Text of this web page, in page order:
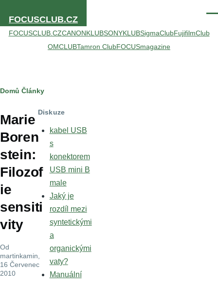
FOCUSCLUB.CZ
FOCUSCLUB.CZCANONKLUBSONYKLUBSigmaClubFujifilmClub
OMCLUBTamron ClubFOCUSmagazine
Drobečková
navigace
Domů Články
Marie
Boren
stein:
Filozof
ie
sensiti
vity
Od
martinkamin
16 Červenec
2010
Diskuze
kabel USB
s
konektorem
USB mini B
male
Jaký je
rozdíl mezi
syntetickými
a
organickými
vaty?
Manuální